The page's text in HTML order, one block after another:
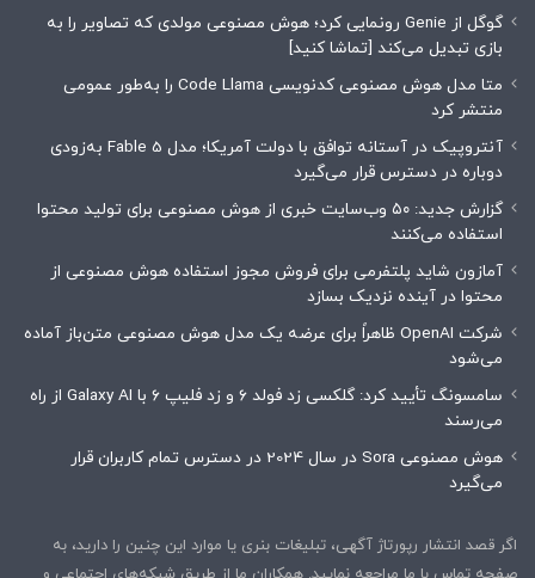
گوگل از Genie رونمایی کرد؛ هوش مصنوعی مولدی که تصاویر را به
بازی تبدیل می‌کند [تماشا کنید]
متا مدل هوش مصنوعی کدنویسی Code Llama را به‌طور عمومی
منتشر کرد
آنتروپیک در آستانه توافق با دولت آمریکا؛ مدل Fable 5 به‌زودی
دوباره در دسترس قرار می‌گیرد
گزارش جدید: ۵۰ وب‌سایت خبری از هوش مصنوعی برای تولید محتوا
استفاده می‌کنند
آمازون شاید پلتفرمی برای فروش مجوز استفاده هوش مصنوعی از
محتوا در آینده نزدیک بسازد
شرکت OpenAI ظاهراً برای عرضه یک مدل هوش مصنوعی متن‌باز آماده
می‌شود
سامسونگ تأیید کرد: گلکسی زد فولد ۶ و زد فلیپ ۶ با Galaxy AI از راه
می‌رسند
هوش مصنوعی Sora در سال 2024 در دسترس تمام کاربران قرار
می‌گیرد
اگر قصد انتشار رپورتاژ آگهی، تبلیغات بنری یا موارد این چنین را دارید، به